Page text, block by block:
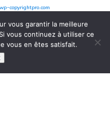
wp-copyrightpro.com
vous garantir la meilleure
vous continuez à utiliser ce
vous en êtes satisfait.